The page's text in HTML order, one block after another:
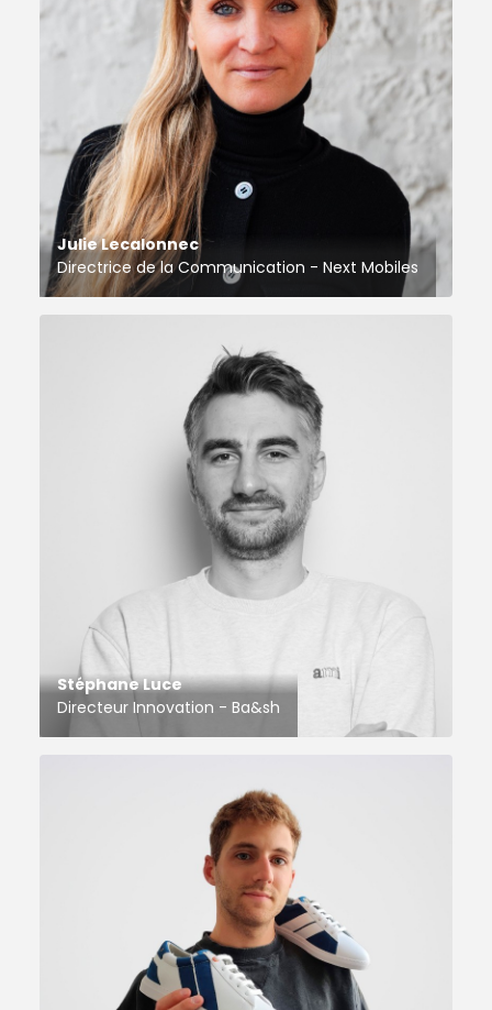
Julie Lecalonnec
Directrice de la Communication - Next Mobiles
Stéphane Luce
Directeur Innovation - Ba&sh